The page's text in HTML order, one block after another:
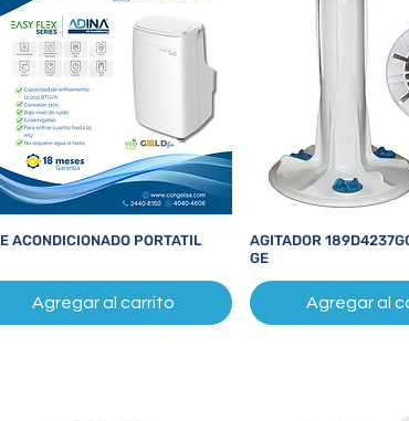
Vista rápida
ACONDICIONADO PORTATIL
Agregar al carrito
Vista
AGITADOR
GE
Agregar al